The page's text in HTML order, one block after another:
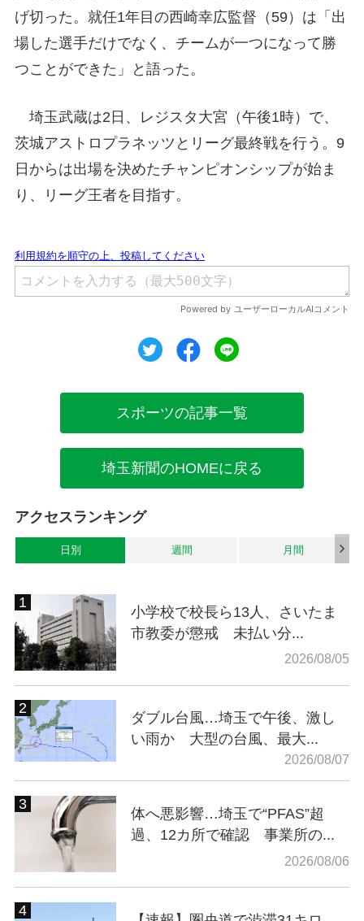
げ切った。就任1年目の西崎幸広監督（59）は「出
場した選手だけでなく、チームが一つになって勝
つことができた」と語った。
埼玉武蔵は2日、レジスタ大宮（午後1時）で、
茨城アストロプラネッツとリーグ最終戦を行う。9
日からは出場を決めたチャンピオンシップが始ま
り、リーグ王者を目指す。
ツイートシェア
スポーツの記事一覧
埼玉新聞のHOMEに戻る
アクセスランキング
日別 週間 月間
小学校で校長ら13人、さいたま
市教委が懲戒 未払い分...
2026/08/05
ダブル台風…埼玉で午後、激し
い雨か 大型の台風、最大...
2026/08/07
体へ悪影響…埼玉で“PFAS”超
過、12カ所で確認 事業所の...
2026/08/06